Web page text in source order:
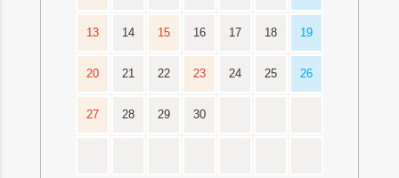
13 14 15 16 17 18 19
20 21 22 23 24 25 26
27 28 29 30